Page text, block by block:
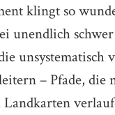
klingt so
unendlich
unsystematisch
– Pfade, die
Landkarten